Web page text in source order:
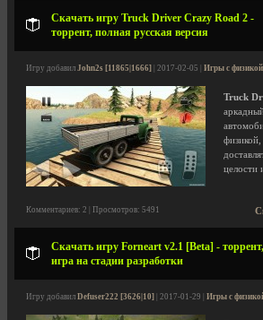
Скачать игру Truck Driver Crazy Road 2 -
торрент, полная русская версия
Игру добавил John2s [11865|1666] | 2017-02-05 | Игры с
Truck
целости
Комментариев: 2 | Просмотров: 5491
Скачать игру Forneart v2.1 [Beta] - торрент,
игра на стадии разработки
Игру добавил Defuser222 [3626|10] | 2017-01-29 | Игры с